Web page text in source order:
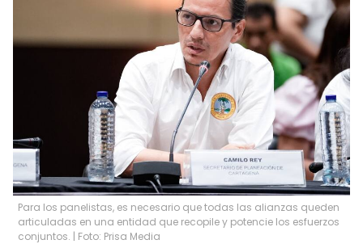
Para los panelistas, es necesario que todas las alianzas queden
articuladas en una entidad que recopile y potencie los esfuerzos
conjuntos. | Foto: Prisa Media